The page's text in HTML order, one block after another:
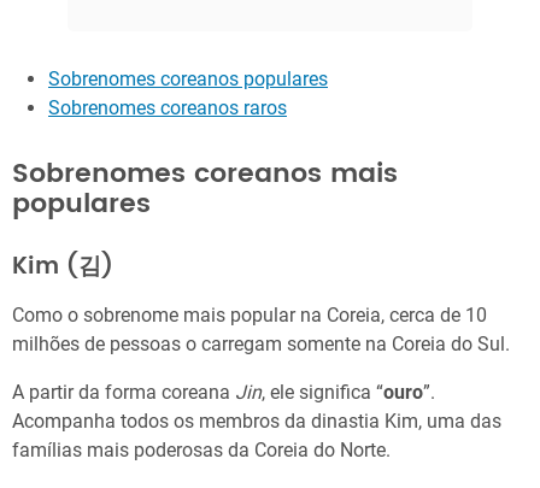
Sobrenomes coreanos populares
Sobrenomes coreanos raros
Sobrenomes coreanos mais
populares
Kim (‎‎김)
Como o sobrenome mais popular na Coreia, cerca de 10
milhões de pessoas o carregam somente na Coreia do Sul.
A partir da forma coreana Jin, ele significa “ouro”.
Acompanha todos os membros da dinastia Kim, uma das
famílias mais poderosas da Coreia do Norte.